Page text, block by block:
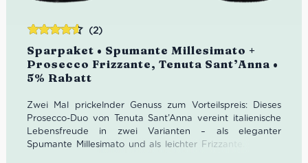
Sparpaket • Spumante Millesimato +
Prosecco Frizzante, Tenuta Sant’Anna •
5% Rabatt
(2)
Zwei Mal prickelnder Genuss zum Vorteilspreis: Dieses
Prosecco-Duo von Tenuta Sant’Anna vereint italienische
Lebensfreude in zwei Varianten – als eleganter
Spumante Millesimato und als leichter Frizzante. Perfekt
Bewertet
mit4.50
von 5